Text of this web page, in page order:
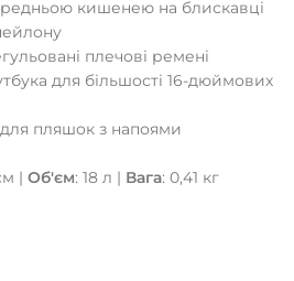
кишенею на блискавці
плечові ремені
для більшості 16-дюймових
для пляшок з напоями
| Об'єм: 18 л | Вага: 0,41 кг